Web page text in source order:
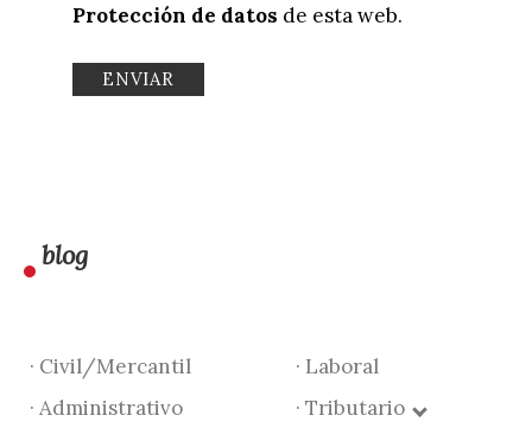
Protección de datos de esta web.
blog
· Civil/Mercantil
· Laboral
· Administrativo
· Tributario